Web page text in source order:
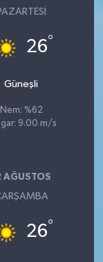
26°
Güneşli
Nem: %62
9.00 m/s
AĞUSTOS
26°